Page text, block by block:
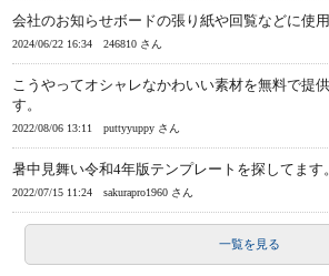
会社のお知らせボードの張り紙や回覧などに使用
2024/06/22 16:34 246810 さん
こうやってオシャレなかわいい素材を無料で提
す。
2022/08/06 13:11 puttyyuppy さん
暑中見舞い令和4年版テンプレートを探して
2022/07/15 11:24 sakurapro1960 さん
一覧を見る